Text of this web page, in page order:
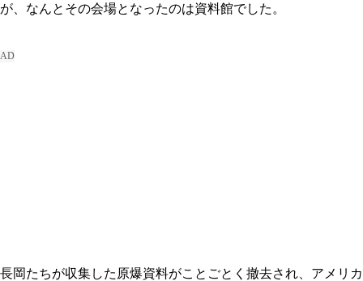
が、なんとその会場となったのは資料館でした。
長岡たちが収集した原爆資料がことごとく撤去され、アメリカ